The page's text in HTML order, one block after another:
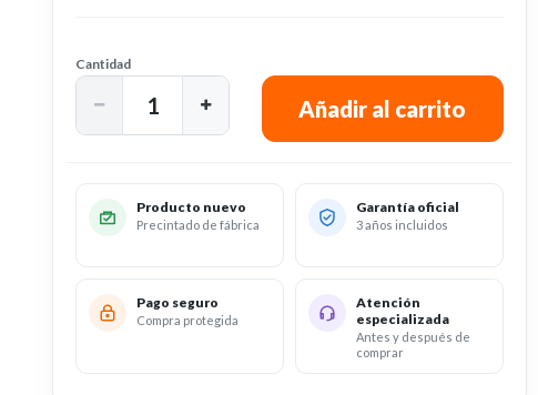
Cantidad
Producto nuevo
Precintado de fábrica
Garantía oficial
3 años incluidos
Pago seguro
Compra protegida
Atención
especializada
Antes y después de
comprar